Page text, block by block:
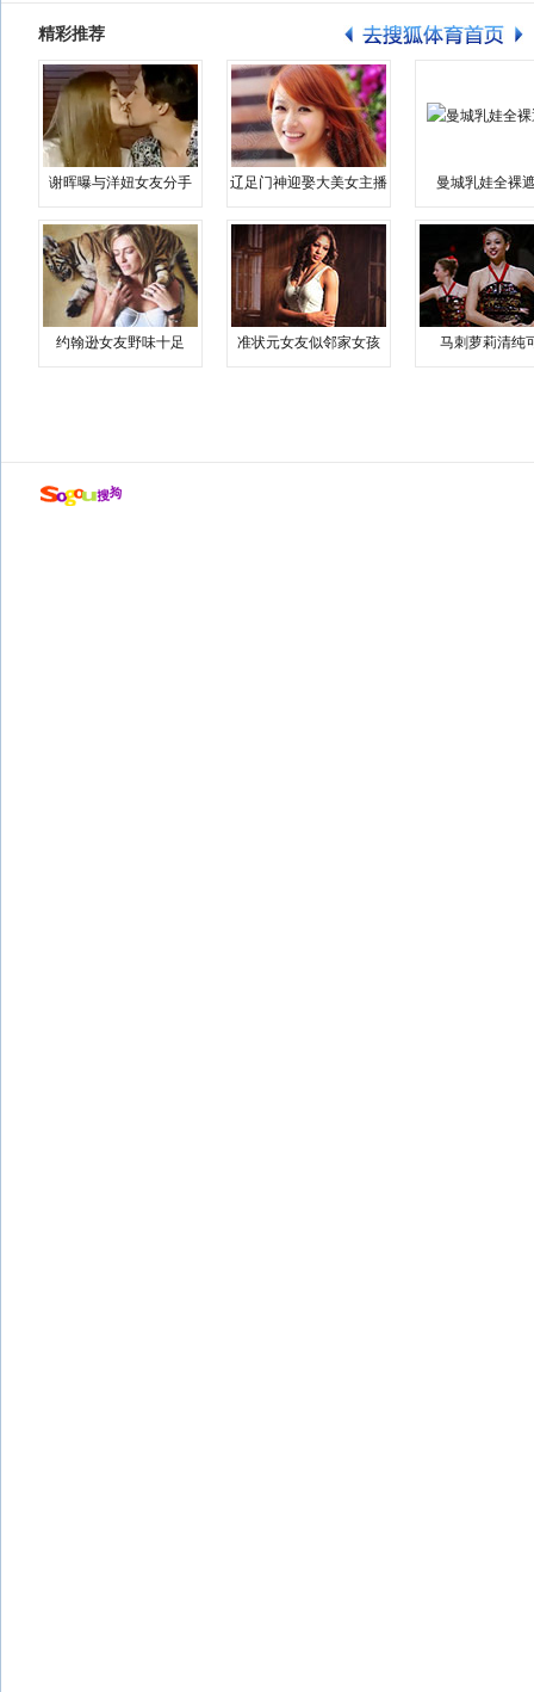
精彩推荐
谢晖曝与洋妞女友分手 辽足门神迎娶大美女主播 曼城乳娃全裸
约翰逊女友野味十足 准状元女友似邻家女孩 马刺萝莉清纯